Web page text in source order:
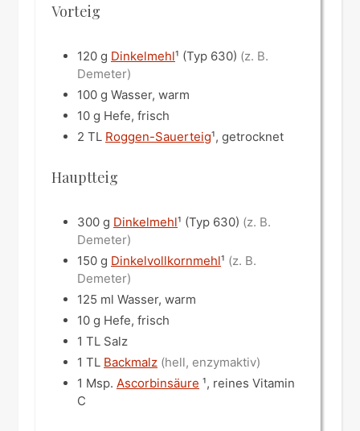
Vorteig
120 g Dinkelmehl¹ (Typ 630) (z. B.
Demeter)
100 g Wasser, warm
10 g Hefe, frisch
2 TL Roggen-Sauerteig¹, getrocknet
Hauptteig
300 g Dinkelmehl¹ (Typ 630) (z. B.
Demeter)
150 g Dinkelvollkornmehl¹ (z. B.
Demeter)
125 ml Wasser, warm
10 g Hefe, frisch
1 TL Salz
1 TL Backmalz (hell, enzymaktiv)
1 Msp. Ascorbinsäure ¹, reines Vitamin
C